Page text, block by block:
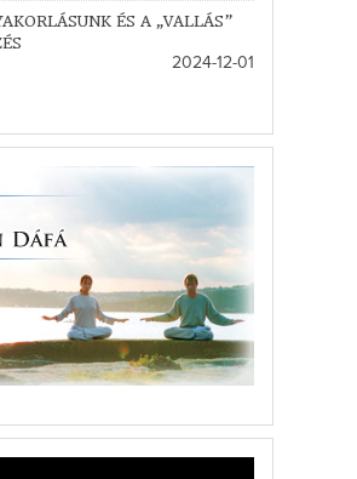
ÉS A „VALLÁS”
2024-12-01